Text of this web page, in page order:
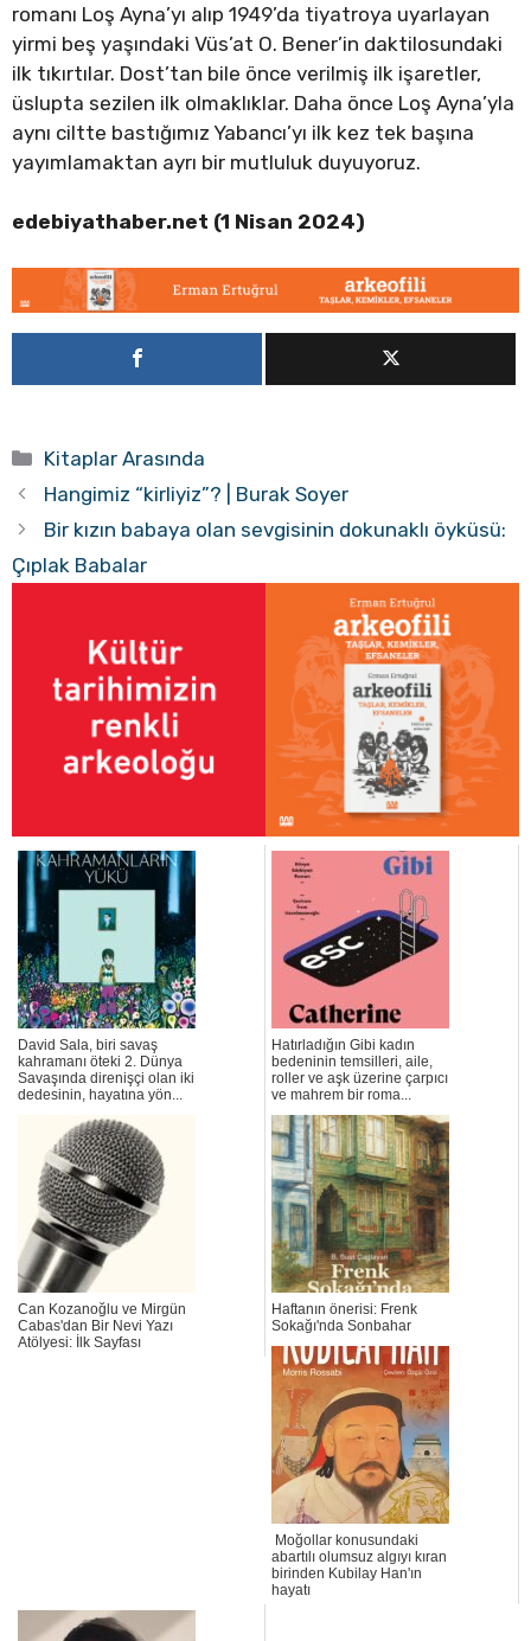
romanı Loş Ayna’yı alıp 1949’da tiyatroya uyarlayan
yirmi beş yaşındaki Vüs’at O. Bener’in daktilosundaki
ilk tıkırtılar. Dost’tan bile önce verilmiş ilk işaretler,
üslupta sezilen ilk olmaklıklar. Daha önce Loş Ayna’yla
aynı ciltte bastığımız Yabancı’yı ilk kez tek başına
yayımlamaktan ayrı bir mutluluk duyuyoruz.
edebiyathaber.net (1 Nisan 2024)
Kategoriler
Kitaplar Arasında
Hangimiz “kirliyiz”? | Burak Soyer
Bir kızın babaya olan sevgisinin dokunaklı öyküsü:
Çıplak Babalar
David Sala, biri savaş
kahramanı öteki 2. Dünya
Savaşında direnişçi olan iki
dedesinin, hayatına yön...
Hatırladığın Gibi kadın
bedeninin temsilleri, aile,
roller ve aşk üzerine çarpıcı
ve mahrem bir roma...
Can Kozanoğlu ve Mirgün
Cabas'dan Bir Nevi Yazı
Atölyesi: İlk Sayfası
Haftanın önerisi: Frenk
Sokağı'nda Sonbahar
Moğollar konusundaki
abartılı olumsuz algıyı kıran
birinden Kubilay Han'ın
hayatı